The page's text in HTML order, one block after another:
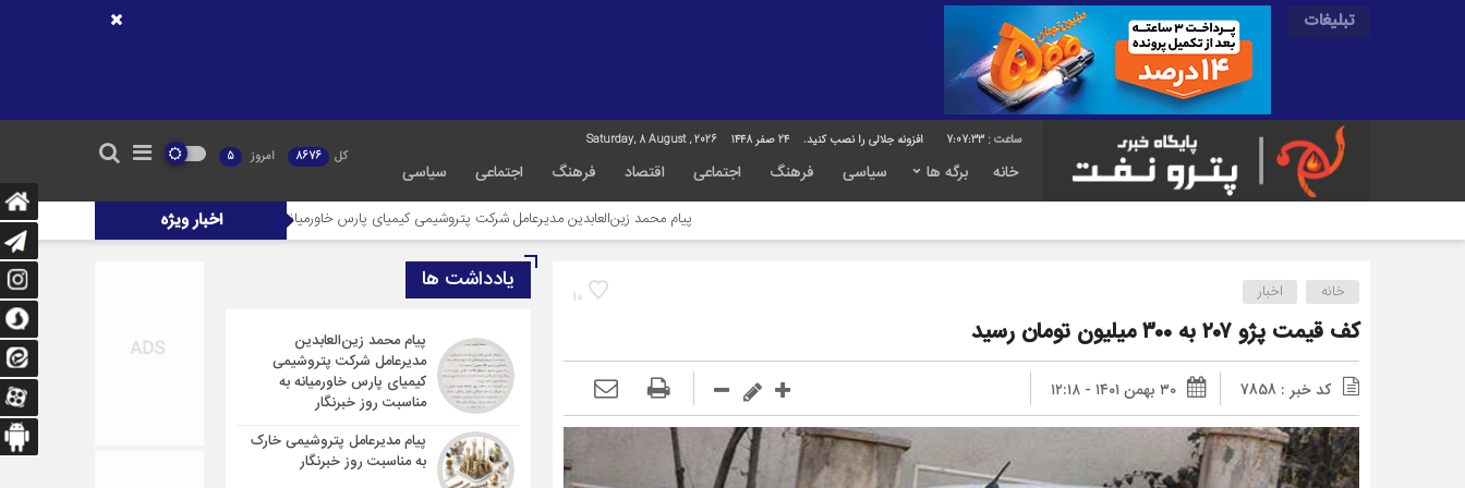
تبلیغات
7:07:34 افزونه جلالی را نصب کنید. 24 صفر 1448
خانه برگه ها سیاسی فرهنگ اجتماعی اقتصاد فرهنگ اجتماعی سیاسی
کل 8676 امروز 5
اخبار ویژه پیام محمد زین‌العابدین مدیرعامل شرکت پتروشیمی کیمیای پارس خاورمیانه به مناسبت روز خبرنگار پیام مدیرعامل پتروشیمی خارک به
10 خانه اخبار
کف قیمت پژو ۲۰۷ به ۳۰۰ میلیون تومان رسید
کد خبر : 7858 ۳۰ بهمن ۱۴۰۱ - ۱۲:۱۸
یادداشت ها
پیام محمد زین‌العابدین
مدیرعامل شرکت پتروشیمی
کیمیای پارس خاورمیانه به
مناسبت روز خبرنگار
پیام مدیرعامل پتروشیمی خارک
به مناسبت روز خبرنگار